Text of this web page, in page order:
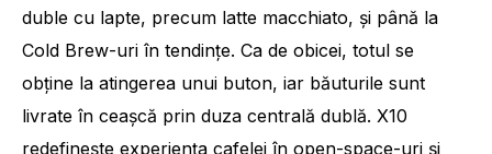
duble cu lapte, precum latte macchiato, și până la
Cold Brew-uri în tendințe. Ca de obicei, totul se
obține la atingerea unui buton, iar băuturile sunt
livrate în ceașcă prin duza centrală dublă. X10
redefinește experiența cafelei în open-space-uri și